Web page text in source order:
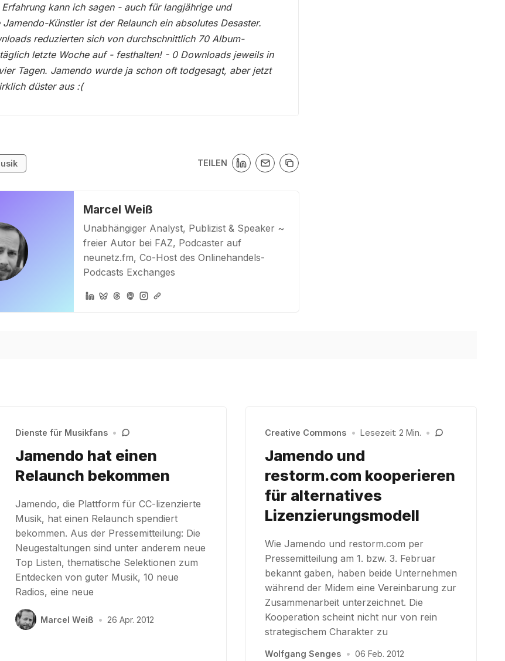
kann ich sagen - auch für langjährige und
Künstler ist der Relaunch ein absolutes Desaster.
reduzierten sich von durchschnittlich 70 Album-
letzte Woche auf - festhalten! - 0 Downloads jeweils in
Tagen. Jamendo wurde ja schon oft todgesagt, aber jetzt
düster aus :(
TEILEN
Marcel Weiß
Unabhängiger Analyst, Publizist & Speaker ~
freier Autor bei FAZ, Podcaster auf
neunetz.fm, Co-Host des Onlinehandels-
Podcasts Exchanges
Dienste für Musikfans •
Jamendo hat einen
Relaunch bekommen
Jamendo, die Plattform für CC-lizenzierte
Musik, hat einen Relaunch spendiert
bekommen. Aus der Pressemitteilung: Die
Neugestaltungen sind unter anderem neue
Top Listen, thematische Selektionen zum
Entdecken von guter Musik, 10 neue
Radios, eine neue
Marcel Weiß • 26 Apr. 2012
Creative Commons • Lesezeit: 2 Min. •
Jamendo und
restorm.com kooperieren
für alternatives
Lizenzierungsmodell
Wie Jamendo und restorm.com per
Pressemitteilung am 1. bzw. 3. Februar
bekannt gaben, haben beide Unternehmen
während der Midem eine Vereinbarung zur
Zusammenarbeit unterzeichnet. Die
Kooperation scheint nicht nur von rein
strategischem Charakter zu
Wolfgang Senges • 06 Feb. 2012